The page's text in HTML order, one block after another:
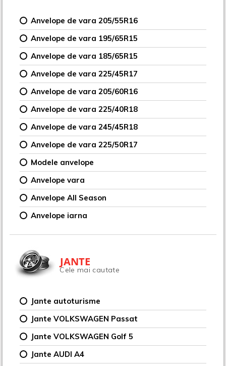
Anvelope de vara 205/55R16
Anvelope de vara 195/65R15
Anvelope de vara 185/65R15
Anvelope de vara 225/45R17
Anvelope de vara 205/60R16
Anvelope de vara 225/40R18
Anvelope de vara 245/45R18
Anvelope de vara 225/50R17
Modele anvelope
Anvelope vara
Anvelope All Season
Anvelope iarna
JANTE
Cele mai cautate
Jante autoturisme
Jante VOLKSWAGEN Passat
Jante VOLKSWAGEN Golf 5
Jante AUDI A4